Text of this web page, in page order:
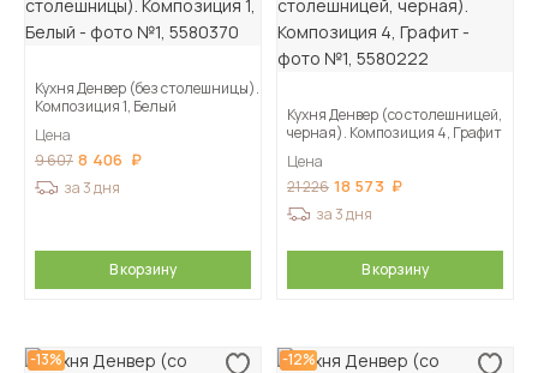
Кухня Денвер (без столешницы).
Композиция 1, Белый
Цена
9 607 8 406
за 3 дня
В корзину
Кухня Денвер (со столешницей,
черная). Композиция 4, Графит
Цена
21 226 18 573
за 3 дня
В корзину
-13% -12%